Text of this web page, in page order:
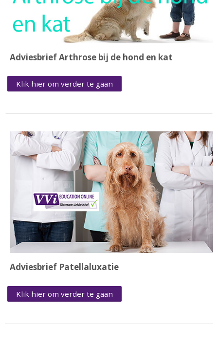
Adviesbrief Arthrose bij de hond en kat
Klik hier om verder te gaan
Adviesbrief Patellaluxatie
Klik hier om verder te gaan